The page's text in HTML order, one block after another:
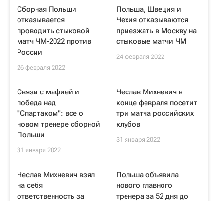
Сборная Польши
отказывается
проводить стыковой
матч ЧМ-2022 против
России
26 февраля 2022
Польша, Швеция и
Чехия отказываются
приезжать в Москву на
стыковые матчи ЧМ
24 февраля 2022
Связи с мафией и
победа над
"Спартаком": все о
новом тренере сборной
Польши
31 января 2022
Чеслав Михневич в
конце февраля посетит
три матча российских
клубов
31 января 2022
Чеслав Михневич взял
на себя
ответственность за
Польша объявила
нового главного
тренера за 52 дня до